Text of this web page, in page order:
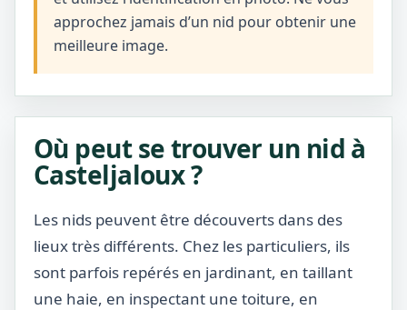
approchez jamais d’un nid pour obtenir une
meilleure image.
Où peut se trouver un nid à
Casteljaloux ?
Les nids peuvent être découverts dans des
lieux très différents. Chez les particuliers, ils
sont parfois repérés en jardinant, en taillant
une haie, en inspectant une toiture, en